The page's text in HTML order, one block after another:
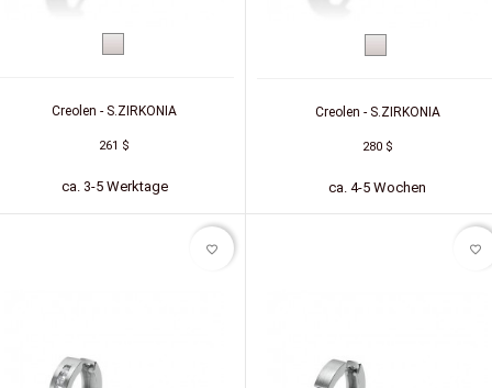
Creolen - S.ZIRKONIA
261 $
ca. 3-5 Werktage
Creolen - S.ZIRKONIA
280 $
ca. 4-5 Wochen
favorite_border favorite_border